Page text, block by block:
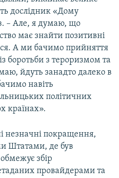
дослідник «Дому
– Але, я думаю, що
має знайти позитивні
А ми бачимо прийняття
боротьби з тероризмом та
йдуть занадто далеко в
навіть
політичних
країнах».
незначні покращення,
Штатами, де був
збір
провайдерами та